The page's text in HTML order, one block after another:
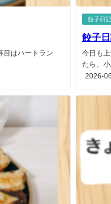
目はハートラン
餃子日
餃子
今日も
たら、
2026-